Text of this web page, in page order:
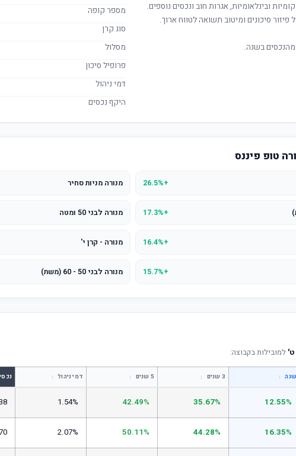
ובינלאומיות, אגרות חוב ונכסים נוספים.
סיכונים ומיטוב תשואה לטווח ארוך.
מהנכסים בשנה.
מספר קופה
סוג קרן
מסלול
פרופיל סיכון
דמי ניהול
היקף נכסים
טופ פיננס
+26.5% מנורה מניות סחיר
+17.3% מנורה לבני 50 ומטה
+16.4% מנורה - קרן י'
+15.7% מנורה לבני 50 - 60 (משת)
ט' למובילות בקבוצה:
שנה ↕ 3 שנים ↕ 5 שנים ↕ דמי ניהול ↕
12.55%
35.67%
42.49%
1.54%
16.35%
44.28%
50.11%
2.07%